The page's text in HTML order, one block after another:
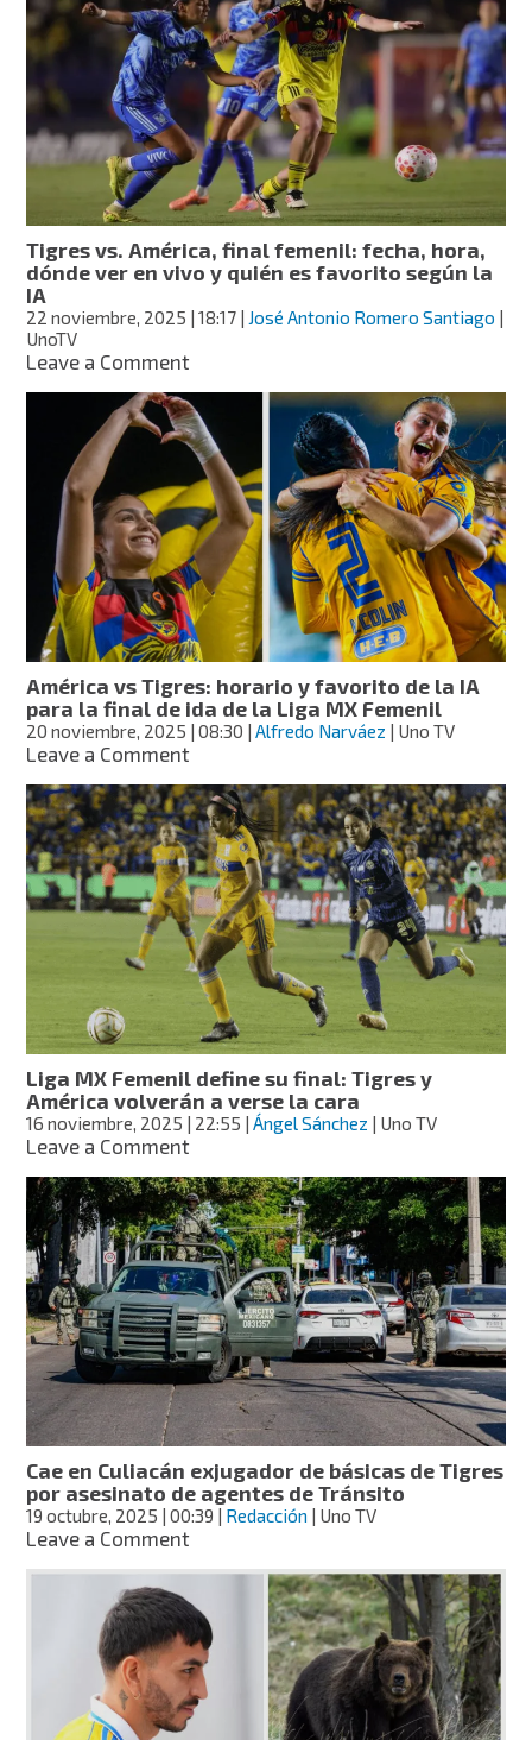
cuartos
de
final
del
Apertura
2025:
fecha,
hora
y
quién
es
el
favorito,
según
Tigres vs. América, final femenil: fecha, hora,
dónde ver en vivo y quién es favorito según la
IA
22 noviembre, 2025 | 18:17 | José Antonio Romero Santiago |
UnoTV
Leave a Commenton
vs.
América,
final
femenil:
fecha,
hora,
dónde
ver
en
vivo
y
quién
es
favorito
según
IA
América vs Tigres: horario y favorito de la IA
para la final de ida de la Liga MX Femenil
20 noviembre, 2025 | 08:30 |Alfredo Narváez | Uno TV
Leave a Commenton
vs
Tigres:
horario
y
favorito
de
la
IA
para
final
de
ida
de
la
MX
Femenil
Liga MX Femenil define su final: Tigres y
América volverán a verse la cara
16 noviembre, 2025 | 22:55 |Ángel Sánchez | Uno TV
Leave a Commenton
MX
Femenil
define
su
final:
Tigres
y
América
volverán
verse
la
cara
Cae en Culiacán exjugador de básicas de Tigres
por asesinato de agentes de Tránsito
19 octubre, 2025 | 00:39 | Redacción | Uno TV
Leave a Commenton
Culiacán
exjugador
de
básicas
de
Tigres